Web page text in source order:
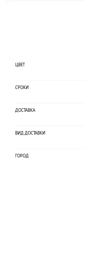
ЦВЕТ
СРОКИ
ДОСТАВКА
ВИД ДОСТАВКИ
ГОРОД